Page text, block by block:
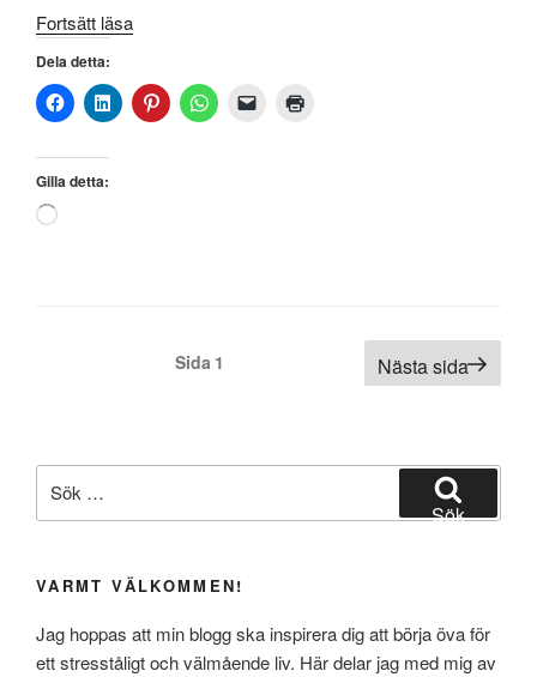
Fortsätt läsa
en
otroligt
Dela detta:
Gilla detta:
Laddar
SidnumreringSida 1 Nästa sida
efter:
Sök
VARMT VÄLKOMMEN!
Jag hoppas att min blogg ska inspirera dig att börja öva för
ett stresståligt och välmående liv. Här delar jag med mig av